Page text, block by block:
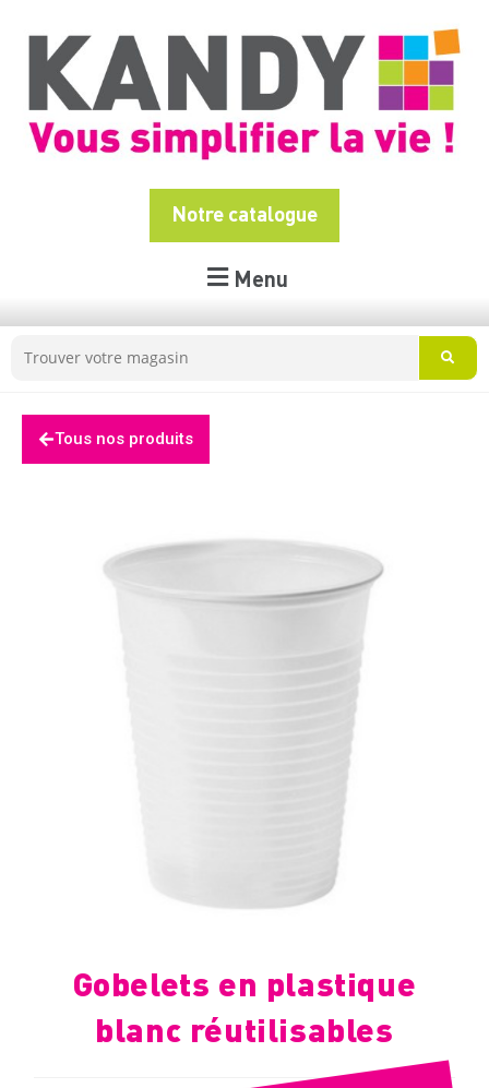
Menu
Notre catalogue
Tous nos produits
Gobelets en plastique
blanc réutilisables